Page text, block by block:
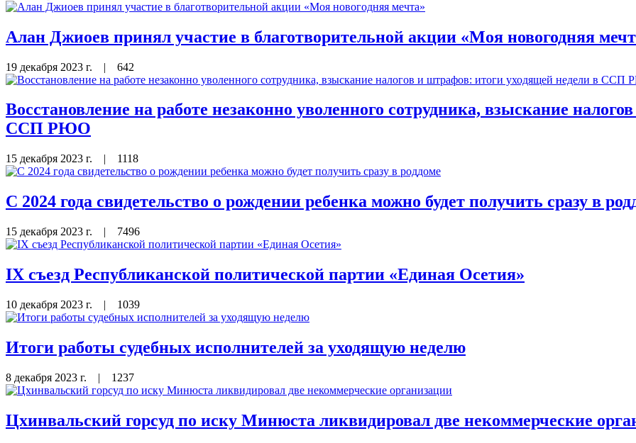
Алан Джиоев принял участие в благотворительной акции «Моя новогодняя
19 декабря 2023 г. | 642
Восстановление на работе незаконно уволенного сотрудника, взыскание
ССП РЮО
15 декабря 2023 г. | 1118
С 2024 года свидетельство о рождении ребенка можно будет получить сразу в
15 декабря 2023 г. | 7496
IX съезд Республиканской политической партии «Единая Осетия»
10 декабря 2023 г. | 1039
Итоги работы судебных исполнителей за уходящую неделю
8 декабря 2023 г. | 1237
Цхинвальский горсуд по иску Минюста ликвидировал две некоммерческие